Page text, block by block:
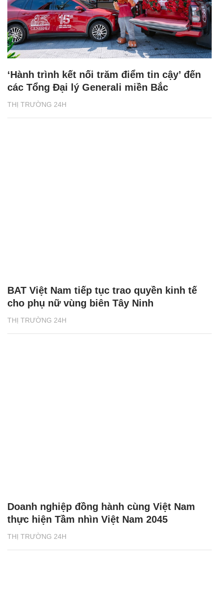
THỊ TRƯỜNG 24H
‘Hành trình kết nối trăm điểm tin cậy’ đến
các Tổng Đại lý Generali miền Bắc
THỊ TRƯỜNG 24H
BAT Việt Nam tiếp tục trao quyền kinh tế
cho phụ nữ vùng biên Tây Ninh
THỊ TRƯỜNG 24H
Doanh nghiệp đồng hành cùng Việt Nam
thực hiện Tầm nhìn Việt Nam 2045